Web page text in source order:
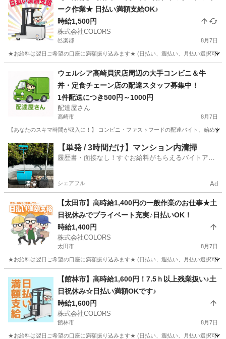
ーク作業★ 日払い満額支給OK♪
時給1,500円
株式会社COLORS
邑楽郡 8月7日
★お給料は翌日ご希望の口座に満額振り込みます★ (日払い、週払い、月払い選択可
スタッフ
ウェルシア高崎貝沢店周辺の大手コンビニ＆牛
丼・定食チェーン店の配達スタッフ募集中！
1件配送につき500円～1000円
配達屋さん
高崎市 8月7日
【あなたのスキマ時間が収入に！】 コンビニ・ファストフードの配達バイト、
群馬 高崎市 配送 スタッフ
【単発 / 3時間だけ】マンション内清掃
履歴書・面接なし！すぐお給料がもらえるバイトアプ
シェアフル Ad
【太田市】高時給1,400円の一般作業のお仕事★土
日祝休みでプライベート充実♪日払いOK！
時給1,400円
株式会社COLORS
太田市 8月7日
★お給料は翌日ご希望の口座に満額振り込みます★ (日払い、週払い、月払い選択可
倉庫 時給
【館林市】高時給1,600円！7.5ｈ以上残業扱い♪土
日祝休み☆日払い満額OKです♪
時給1,600円
株式会社COLORS
館林市 8月7日
★お給料は翌日ご希望の口座に満額振り込みます★ (日払い、週払い、月払い選択可